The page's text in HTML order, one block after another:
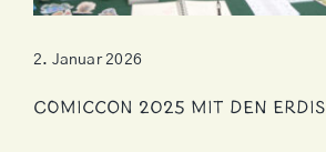
2. Januar 2026
ComicCon 2025 mit den Erdis